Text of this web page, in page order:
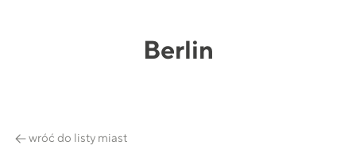
Berlin
wróć do listy miast